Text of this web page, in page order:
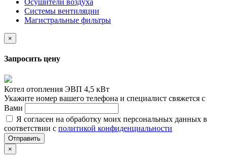
Осушители воздуха
Системы вентиляции
Магистральные фильтры
×
Запросить цену
Котел отопления ЭВП 4,5 кВт
Укажите номер вашего телефона и специалист свяжется с
Вами
Я согласен на обработку моих персональных данных в
соответствии с политикой конфиденциальности
Отправить
×